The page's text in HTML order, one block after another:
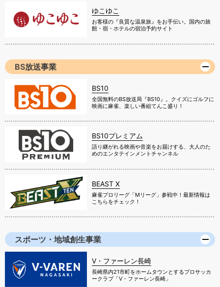
ゆこゆこ
お客様の『良質な温泉旅』をお手伝い。国内の旅
館・宿・ホテルの宿泊予約サイト
BS放送事業
BS10
全国無料のBS放送局『BS10』。クイズにゴルフに
映画に麻雀、楽しい番組てんこ盛り！
BS10プレミアム
語り継がれる映画や音楽をお届けする、大人のた
めのエンタテインメントチャンネル
BEAST X
麻雀プロリーグ「Mリーグ」参戦中！最新情報は
こちらをチェック！
スポーツ・地域創生事業
V・ファーレン長崎
長崎県内21市町をホームタウンとするプロサッカ
ークラブ「V・ファーレン長崎」